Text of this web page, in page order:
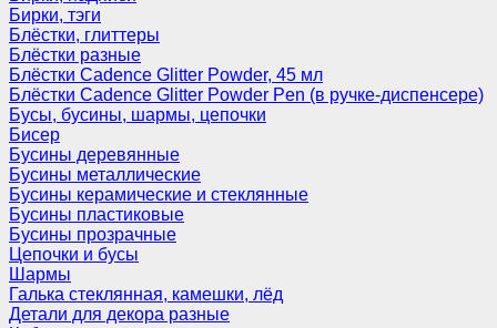
Бирки, тэги
Блёстки, глиттеры
Блёстки разные
Блёстки Cadence Glitter Powder, 45 мл
Блёстки Cadence Glitter Powder Pen (в ручке-диспенсере)
Бусы, бусины, шармы, цепочки
Бисер
Бусины деревянные
Бусины металлические
Бусины керамические и стеклянные
Бусины пластиковые
Бусины прозрачные
Цепочки и бусы
Шармы
Галька стеклянная, камешки, лёд
Детали для декора разные